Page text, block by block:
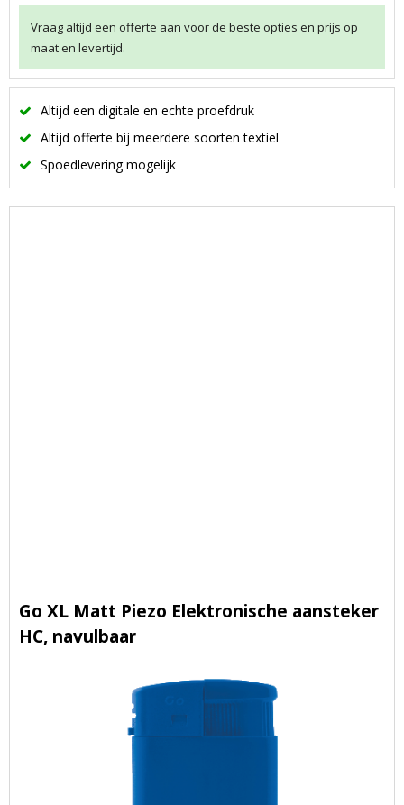
Vraag altijd een offerte aan voor de beste opties en prijs op
maat en levertijd.
Altijd een digitale en echte proefdruk
Altijd offerte bij meerdere soorten textiel
Spoedlevering mogelijk
Go XL Matt Piezo Elektronische aansteker
HC, navulbaar